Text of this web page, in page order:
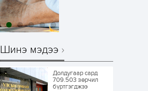
Шинэ мэдээ
Долдугаар сард
709.503 зөрчил
бүртгэгджээ